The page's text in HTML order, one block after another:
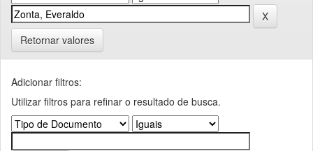
Retornar valores
Adicionar filtros:
Utilizar filtros para refinar o resultado de busca.